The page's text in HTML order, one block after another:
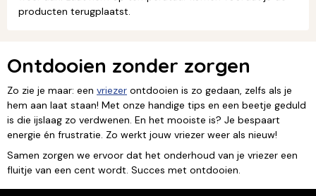
producten terugplaatst.
Ontdooien zonder zorgen
Zo zie je maar: een vriezer ontdooien is zo gedaan, zelfs als je
hem aan laat staan! Met onze handige tips en een beetje geduld
is die ijslaag zo verdwenen. En het mooiste is? Je bespaart
energie én frustratie. Zo werkt jouw vriezer weer als nieuw!
Samen zorgen we ervoor dat het onderhoud van je vriezer een
fluitje van een cent wordt. Succes met ontdooien.